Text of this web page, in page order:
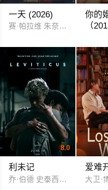
一天 (2026)
赛·帕拉维 朱奈德·汗
你的
（
8.0
利未记
乔·伯德 史泰西·克劳森 杰瑞
爱难
大卫·